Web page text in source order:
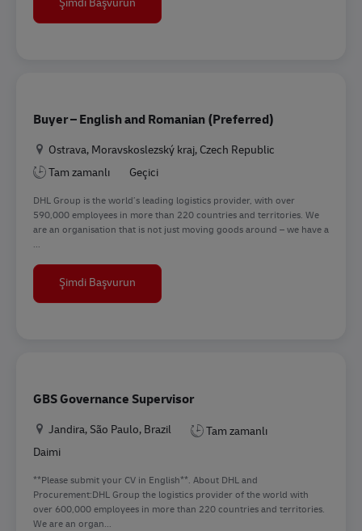
Buyer – English and Romanian (Preferred)
Konum
Ostrava, Moravskoslezský kraj, Czech Republic
Tam zamanlı
Geçici
DHL Group is the world’s leading logistics provider, with over
590,000 employees in more than 220 countries and territories. We
are an organisation that is not just moving goods around – we have a
...
Şimdi Başvurun
GBS Governance Supervisor
Konum
Jandira, São Paulo, Brazil
Tam zamanlı
Daimi
**Please submit your CV in English**. About DHL and
Procurement:DHL Group the logistics provider of the world with
over 600,000 employees in more than 220 countries and territories.
We are an organ...